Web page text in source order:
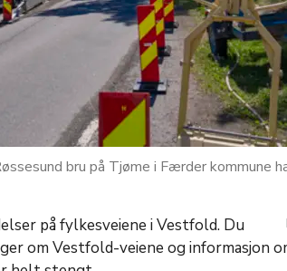
bru på Tjøme i Færder kommune
på fylkesveiene i Vestfold. Du
om Vestfold-veiene og informasjon